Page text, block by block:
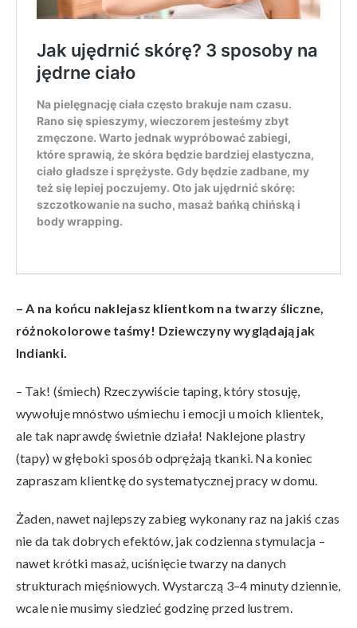
– A na końcu naklejasz klientkom na twarzy śliczne,
różnokolorowe taśmy! Dziewczyny wyglądają jak
Indianki.
– Tak! (śmiech) Rzeczywiście taping, który stosuję,
wywołuje mnóstwo uśmiechu i emocji u moich klientek,
ale tak naprawdę świetnie działa! Naklejone plastry
(tapy) w głęboki sposób odprężają tkanki. Na koniec
zapraszam klientkę do systematycznej pracy w domu.
Żaden, nawet najlepszy zabieg wykonany raz na jakiś czas
nie da tak dobrych efektów, jak codzienna stymulacja –
nawet krótki masaż, uciśnięcie twarzy na danych
strukturach mięśniowych. Wystarczą 3–4 minuty dziennie,
wcale nie musimy siedzieć godzinę przed lustrem.